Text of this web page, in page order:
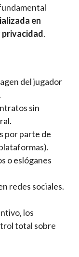
en
privacidad.
del jugador
sin
por parte de
o eslóganes
redes sociales.
los
total sobre